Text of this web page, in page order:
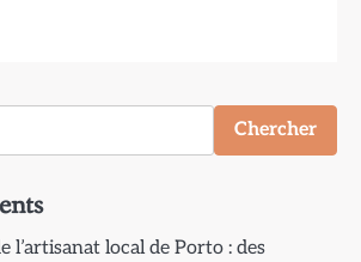
Chercher
l’artisanat local de Porto : des